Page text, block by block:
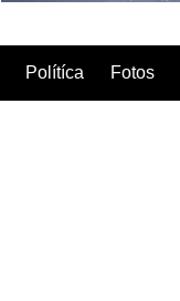
Polítíca Fotos